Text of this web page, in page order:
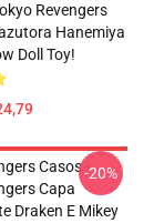
Revengers
Hanemiya
Doll Toy!
Casos -
Capa
Draken E Mikey
-20%